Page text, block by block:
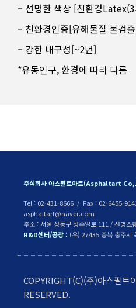
– 선명한 색상 [친환경
– 친환경인증[유해물질 불검
– 강한 내구성[~2년]
*유동인구, 환경에 따라 다름
주식회사 아스팔트아트(Asphaltart
Tel : 02-431-8666 / Fax : 02-6455-
asphaltart@naver.com
주소 : 서울 성동구 성수일로 111 / 선명
R&D센터/공장 : (우) 27435 충북 충주시
COPYRIGHT(C)(주)아스팔
RESERVED.